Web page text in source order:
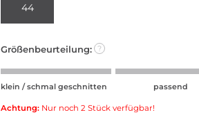
44
Größenbeurteilung: ?
klein / schmal geschnitten passend
Achtung: Nur noch 2 Stück verfügbar!